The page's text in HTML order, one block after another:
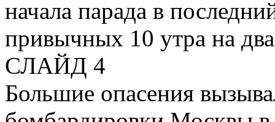
начала парада в
привычных 10 утра на
СЛАЙД 4
Большие опасения